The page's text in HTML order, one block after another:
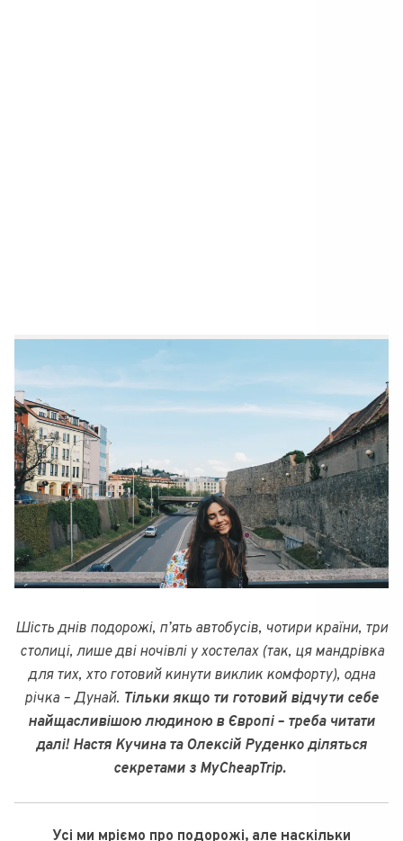
Шість днів подорожі, п’ять автобусів, чотири країни, три
столиці, лише дві ночівлі у хостелах (так, ця мандрівка
для тих, хто готовий кинути виклик комфорту), одна
річка – Дунай. Тільки якщо ти готовий відчути себе
найщасливішою людиною в Європі – треба читати
далі! Настя Кучина та Олексій Руденко діляться
секретами з MyCheapTrip.
Усі ми мріємо про подорожі, але наскільки